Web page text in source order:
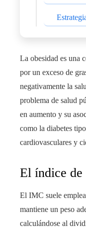
La obesidad es una
por un exceso de
negativamente la
problema de salud
en aumento y su
como la diabetes
cardiovasculares y
El índice
El IMC suele
mantiene un peso
calculándose al